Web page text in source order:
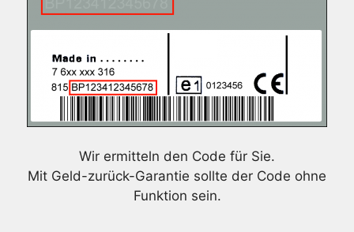
Wir ermitteln den Code für Sie.
Mit Geld-zurück-Garantie sollte der Code ohne
Funktion sein.